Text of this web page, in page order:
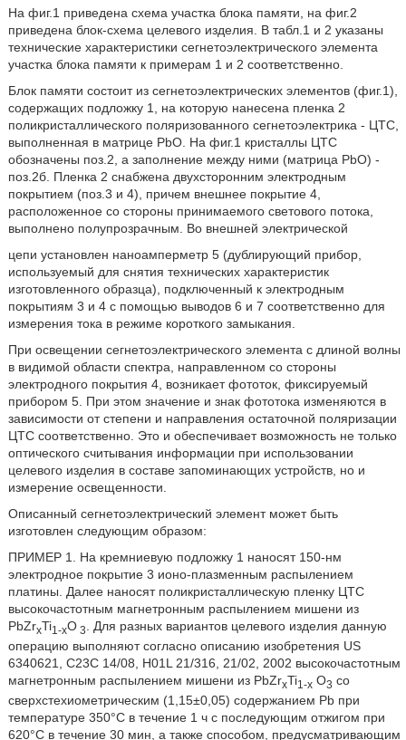
На фиг.1 приведена схема участка блока памяти, на фиг.2
приведена блок-схема целевого изделия. В табл.1 и 2 указаны
технические характеристики сегнетоэлектрического элемента
участка блока памяти к примерам 1 и 2 соответственно.
Блок памяти состоит из сегнетоэлектрических элементов (фиг.1),
содержащих подложку 1, на которую нанесена пленка 2
поликристаллического поляризованного сегнетоэлектрика - ЦТС,
выполненная в матрице РbО. На фиг.1 кристаллы ЦТС
обозначены поз.2, а заполнение между ними (матрица РbО) -
поз.2б. Пленка 2 снабжена двухсторонним электродным
покрытием (поз.3 и 4), причем внешнее покрытие 4,
расположенное со стороны принимаемого светового потока,
выполнено полупрозрачным. Во внешней электрической
цепи установлен наноамперметр 5 (дублирующий прибор,
используемый для снятия технических характеристик
изготовленного образца), подключенный к электродным
покрытиям 3 и 4 с помощью выводов 6 и 7 соответственно для
измерения тока в режиме короткого замыкания.
При освещении сегнетоэлектрического элемента с длиной волны
в видимой области спектра, направленном со стороны
электродного покрытия 4, возникает фототок, фиксируемый
прибором 5. При этом значение и знак фототока изменяются в
зависимости от степени и направления остаточной поляризации
ЦТС соответственно. Это и обеспечивает возможность не только
оптического считывания информации при использовании
целевого изделия в составе запоминающих устройств, но и
измерение освещенности.
Описанный сегнетоэлектрический элемент может быть
изготовлен следующим образом:
ПРИМЕР 1. На кремниевую подложку 1 наносят 150-нм
электродное покрытие 3 ионо-плазменным распылением
платины. Далее наносят поликристаллическую пленку ЦТС
высокочастотным магнетронным распылением мишени из
PbZrxTi1-xO3
. Для разных вариантов целевого изделия данную
операцию выполняют согласно описанию изобретения US
6340621, С23С 14/08, H01L 21/316, 21/02, 2002 высокочастотным
магнетронным распылением мишени из PbZrxTi1-xO3 со
сверхстехиометрическим (1,15±0,05) содержанием Рb при
температуре 350°С в течение 1 ч с последующим отжигом при
620°С в течение 30 мин, а также способом, предусматривающим